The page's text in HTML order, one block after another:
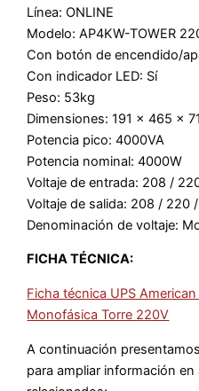
Línea: ONLINE
Modelo: AP4KW-TOWER
Con botón de encendido/
Con indicador LED: Sí
Peso: 53kg
Dimensiones: 191 x 465 x
Potencia pico: 4000VA
Potencia nominal: 4000W
Voltaje de entrada: 208 /
Voltaje de salida: 208 / 220
Denominación de voltaje:
FICHA TÉCNICA:
Ficha técnica UPS
Monofásica Torre 220V
A continuación
para ampliar información